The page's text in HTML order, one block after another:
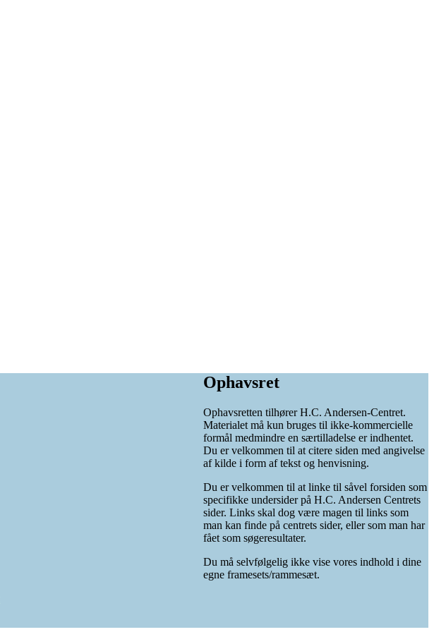
Ophavsret
Ophavsretten tilhører H.C. Andersen-Centret.
Materialet må kun bruges til ikke-kommercielle
formål medmindre en særtilladelse er indhentet.
Du er velkommen til at citere siden med angivelse
af kilde i form af tekst og henvisning.
Du er velkommen til at linke til såvel forsiden som
specifikke undersider på H.C. Andersen Centrets
sider. Links skal dog være magen til links som
man kan finde på centrets sider, eller som man har
fået som søgeresultater.
Du må selvfølgelig ikke vise vores indhold i dine
egne framesets/rammesæt.